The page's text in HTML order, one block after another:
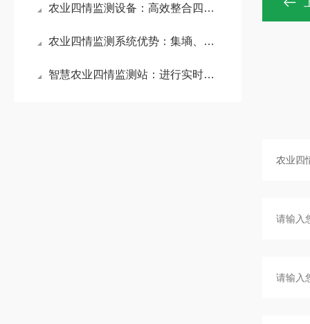
农业四情监测设备：高效整合四情监测功能，辅助农户优化农业生产流程
农业四情监测系统优势：集墒、虫、苗、灾监测于一体，提升农业生产效益
智慧农业四情监测站：进行实时监测与预警，为农业生产提供精准决策支持